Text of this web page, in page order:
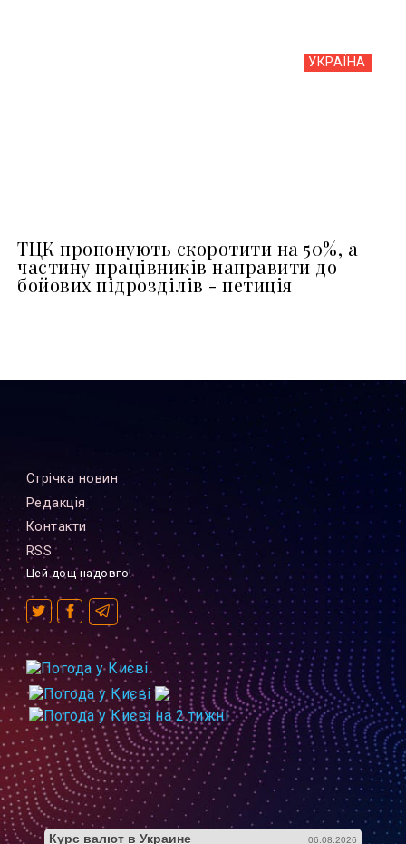
УКРАЇНА
ТЦК пропонують скоротити на 50%, а
частину працівників направити до
бойових підрозділів - петиція
Стрiчка новин
Редакцiя
Контакти
RSS
Цей дощ надовго!